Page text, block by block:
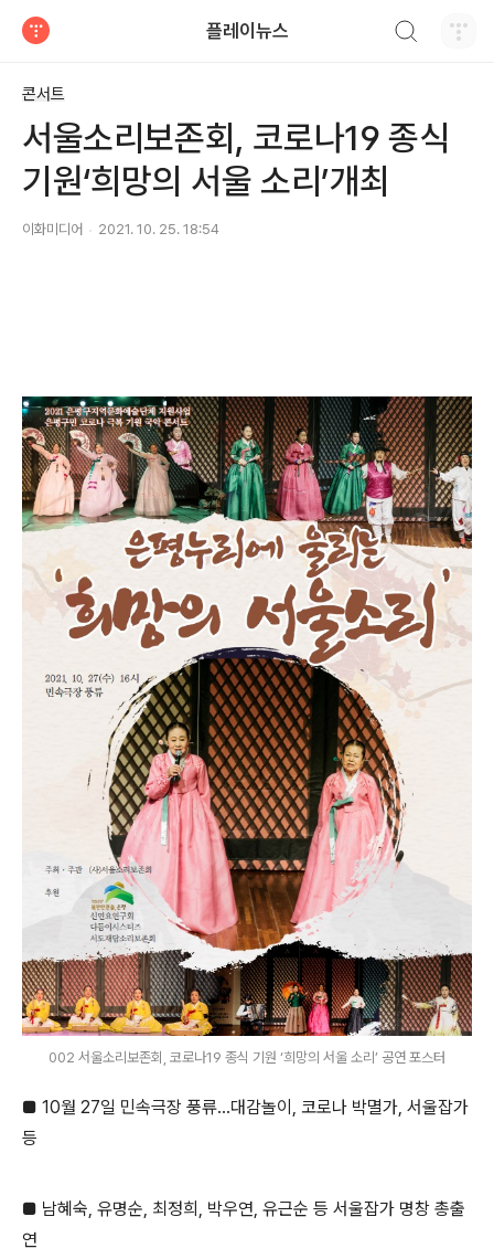
플레이뉴스
콘서트
서울소리보존회, 코로나19 종식
기원‘희망의 서울 소리’개최
이화미디어 2021. 10. 25. 18:54
002 서울소리보존회, 코로나19 종식 기원 ‘희망의 서울 소리’ 공연 포스터
■ 10월 27일 민속극장 풍류…대감놀이 , 코로나 박멸가, 서울잡가
등
■ 남혜숙, 유명순, 최정희 , 박우연, 유근순 등 서울잡가 명창 총출
연